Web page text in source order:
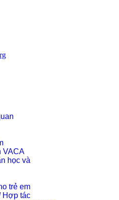
VACA
học và
trẻ em
Hợp tác